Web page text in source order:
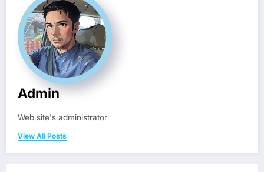
Admin
Web site's administrator
View All Posts